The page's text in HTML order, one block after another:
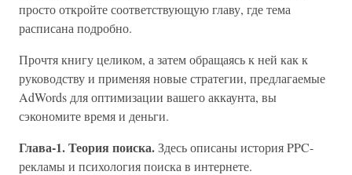
просто откройте соответствующую главу, где тема
расписана подробно.
Прочтя книгу целиком, а затем обращаясь к ней как к
руководству и применяя новые стратегии, предлагаемые
AdWords для оптимизации вашего аккаунта, вы
сэкономите время и деньги.
Глава-1. Теория поиска.Здесь описаны история PPC-
рекламы и психология поиска в интернете.